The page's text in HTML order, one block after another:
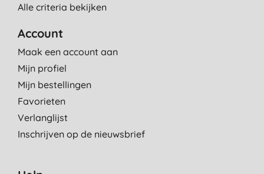
Alle criteria bekijken
Account
Maak een account aan
Mijn profiel
Mijn bestellingen
Favorieten
Verlanglijst
Inschrijven op de nieuwsbrief